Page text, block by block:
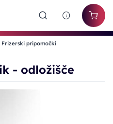
Frizerski pripomočki
- odložišče